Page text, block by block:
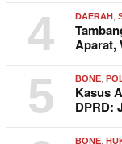
4 DAERAH
Aparat,
5 BONE
Kasus
DPRD:
BONE